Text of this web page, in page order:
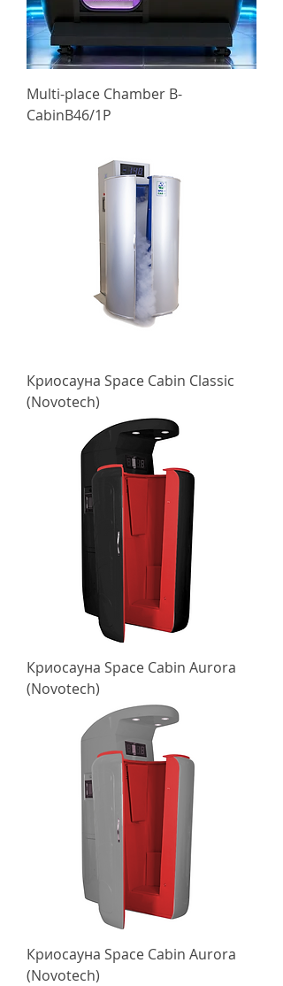
Multi-place Chamber B-
CabinB46/1P
Криосауна Space Cabin Classic
(Novotech)
Криосауна Space Cabin Aurora
(Novotech)
Криосауна Space Cabin Aurora
(Novotech)